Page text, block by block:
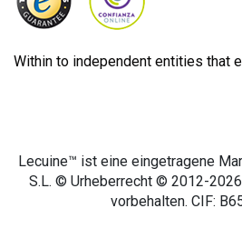
Within to independent entities that
Lecuine™ ist eine eingetragene
S.L. © Urheberrecht © 2012-2026.
vorbehalten. CIF: